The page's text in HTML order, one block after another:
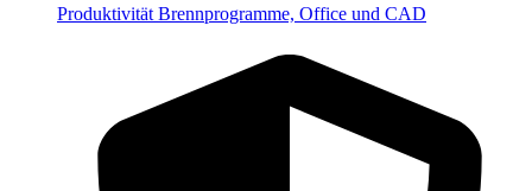
Produktivität Brennprogramme, Office und CAD